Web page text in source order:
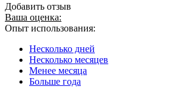
Добавить отзыв
Ваша оценка:
Опыт использования:
Несколько дней
Несколько месяцев
Менее месяца
Больше года